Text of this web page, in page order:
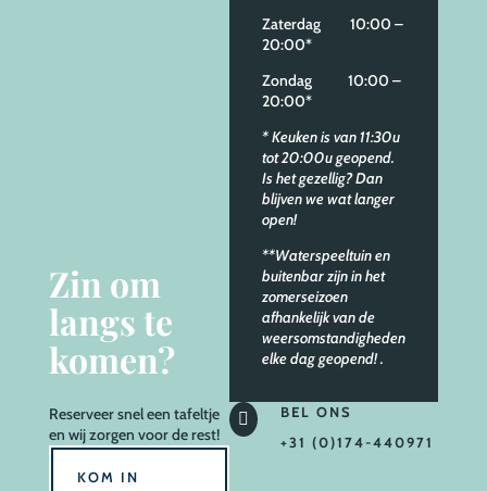
Zin om
langs te
komen?
Reserveersnel een tafeltje
en wij zorgen voor de rest!
KOM IN
Zaterdag 10:00 –
20:00*
Zondag 10:00 –
20:00*
* Keuken is van 11:30u
tot 20:00u geopend.
Is het gezellig? Dan
blijven we wat langer
open!
**Waterspeeltuin en
buitenbar zijn in het
zomerseizoen
afhankelijk van de
weersomstandigheden
elke dag geopend!.

BEL ONS
+31 (0)174-440971